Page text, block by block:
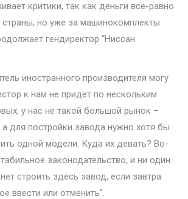
критики, так как деньги все-равно
страны, но уже за машинокомплекты
гендиректор “Ниссан
иностранного производителя могу
к нам не придет по нескольким
у нас не такой большой рынок –
для постройки завода нужно хотя бы
одной модели. Куда их девать? Во-
законодательство, и ни один
строить здесь завод, если завтра
ввести или отменить”.